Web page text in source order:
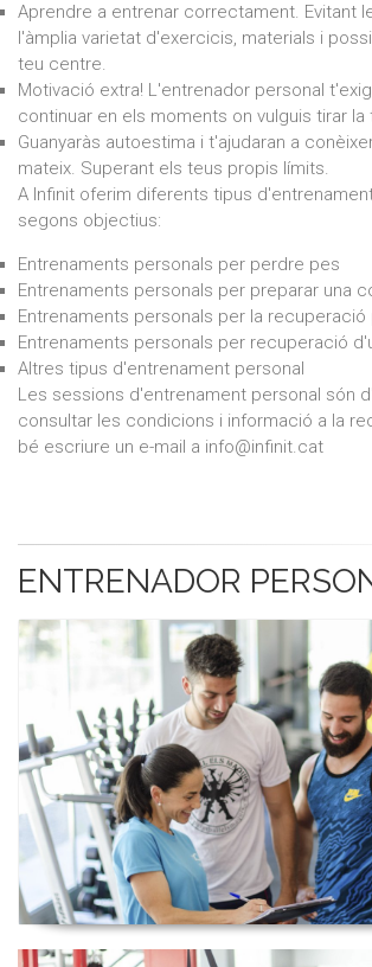
Aprendre a entrenar correctament. Evitant
l'àmplia varietat d'exercicis, materials i
teu centre.
Motivació extra! L'entrenador personal
continuar en els moments on vulguis tirar la
Guanyaràs autoestima i t'ajudaran a
mateix. Superant els teus propis límits.
A Infinit oferim diferents tipus
segons objectius:
Entrenaments personals per perdre pes
Entrenaments personals per preparar una
Entrenaments personals per la
Entrenaments personals per recuperació
Altres tipus d'entrenament personal
Les sessions d'entrenament personal són
consultar les condicions i informació a la
bé escriure un e-mail a info@infinit.cat
ENTRENADOR